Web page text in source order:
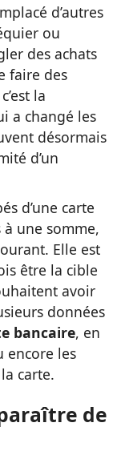
d’autres
ou
des achats
faire des
la
a changé les
désormais
d’un
d’une carte
à une somme,
Elle est
être la cible
avoir
données
bancaire, en
encore les
carte.
de